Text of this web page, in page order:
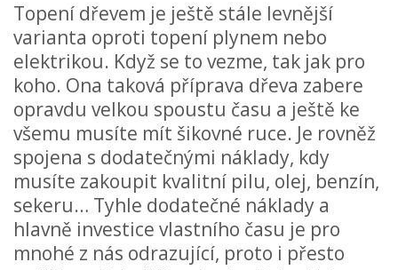
Topení dřevem je ještě stále levnější
varianta oproti topení plynem nebo
elektrikou. Když se to vezme, tak jak pro
koho. Ona taková příprava dřeva zabere
opravdu velkou spoustu času a ještě ke
všemu musíte mít šikovné ruce. Je rovněž
spojena s dodatečnými náklady, kdy
musíte zakoupit kvalitní pilu, olej, benzín,
sekeru… Tyhle dodatečné náklady a
hlavně investice vlastního času je pro
mnohé z nás odrazující, proto i přesto